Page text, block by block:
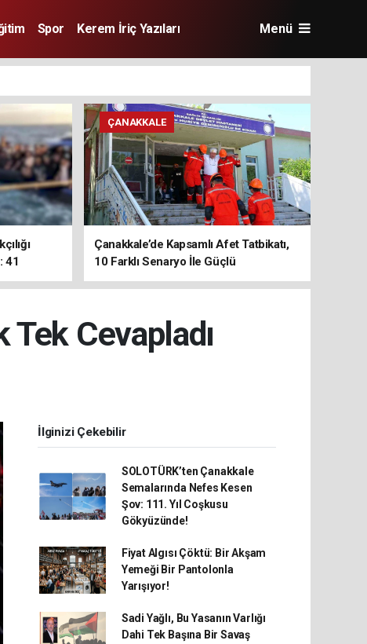
Spor Kerem İriç Yazıları Menü
41
ÇANAKKALE
Çanakkale’de Kapsamlı Afet Tatbikatı,
10 Farklı Senaryo İle Güçlü
Koordinasyon
Cevapladı
İlginizi Çekebilir
SOLOTÜRK’ten Çanakkale
Semalarında Nefes Kesen
Şov: 111. Yıl Coşkusu
Gökyüzünde!
Fiyat Algısı Çöktü: Bir Akşam
Yemeği Bir Pantolonla
Yarışıyor!
Sadi Yağlı, Bu Yasanın Varlığı
Dahi Tek Başına Bir Savaş